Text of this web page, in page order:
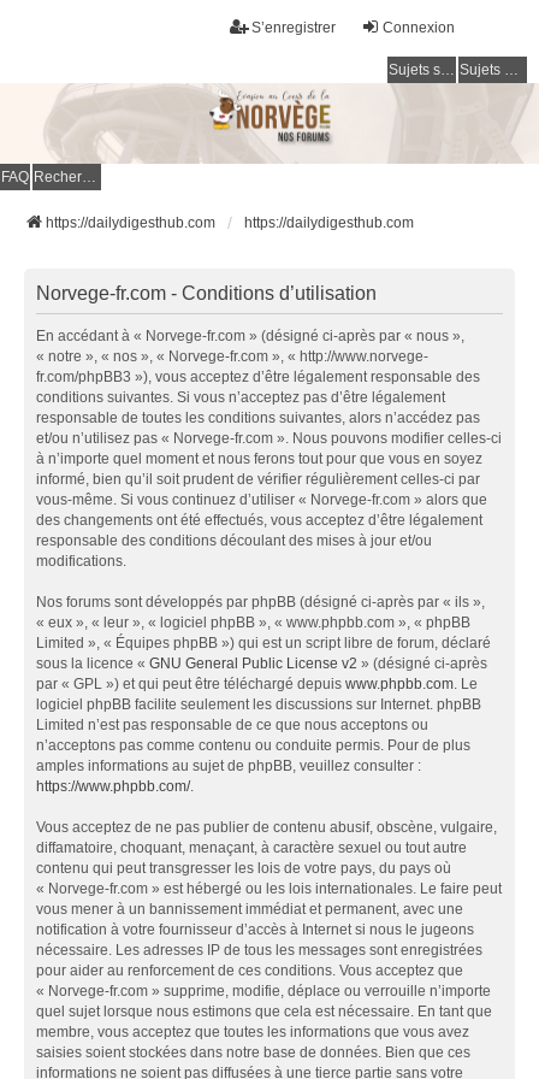
Connexion
S’enregistrer
Sujets sans réponse Sujets actifs
FAQ Rechercher
https://dailydigesthub.com https://dailydigesthub.com
Norvege-fr.com - Conditions d’utilisation
En accédant à « Norvege-fr.com » (désigné ci-après par « nous »,
« notre », « nos », « Norvege-fr.com », « http://www.norvege-
fr.com/phpBB3 »), vous acceptez d’être légalement responsable des
conditions suivantes. Si vous n’acceptez pas d’être légalement
responsable de toutes les conditions suivantes, alors n’accédez pas
et/ou n’utilisez pas « Norvege-fr.com ». Nous pouvons modifier celles-ci
à n’importe quel moment et nous ferons tout pour que vous en soyez
informé, bien qu’il soit prudent de vérifier régulièrement celles-ci par
vous-même. Si vous continuez d’utiliser « Norvege-fr.com » alors que
des changements ont été effectués, vous acceptez d’être légalement
responsable des conditions découlant des mises à jour et/ou
modifications.
Nos forums sont développés par phpBB (désigné ci-après par « ils »,
« eux », « leur », « logiciel phpBB », « www.phpbb.com », « phpBB
Limited », « Équipes phpBB ») qui est un script libre de forum, déclaré
sous la licence « GNU General Public License v2 » (désigné ci-après
par « GPL ») et qui peut être téléchargé depuis www.phpbb.com. Le
logiciel phpBB facilite seulement les discussions sur Internet. phpBB
Limited n’est pas responsable de ce que nous acceptons ou
n’acceptons pas comme contenu ou conduite permis. Pour de plus
amples informations au sujet de phpBB, veuillez consulter :
https://www.phpbb.com/.
Vous acceptez de ne pas publier de contenu abusif, obscène, vulgaire,
diffamatoire, choquant, menaçant, à caractère sexuel ou tout autre
contenu qui peut transgresser les lois de votre pays, du pays où
« Norvege-fr.com » est hébergé ou les lois internationales. Le faire peut
vous mener à un bannissement immédiat et permanent, avec une
notification à votre fournisseur d’accès à Internet si nous le jugeons
nécessaire. Les adresses IP de tous les messages sont enregistrées
pour aider au renforcement de ces conditions. Vous acceptez que
« Norvege-fr.com » supprime, modifie, déplace ou verrouille n’importe
quel sujet lorsque nous estimons que cela est nécessaire. En tant que
membre, vous acceptez que toutes les informations que vous avez
saisies soient stockées dans notre base de données. Bien que ces
informations ne soient pas diffusées à une tierce partie sans votre